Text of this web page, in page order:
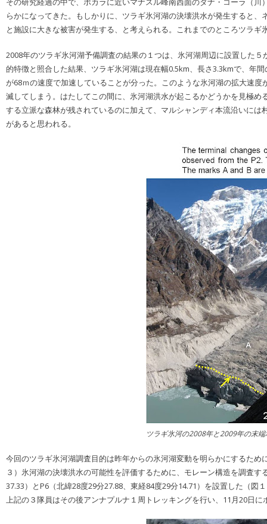
らかになってきた。もしかりに、ツラギ氷河湖の決壊洪水が発生すると
と施設に大きな被害が発生する、と考えられる。これまでのところツラ
2008年のツラギ氷河湖予備調査の結果の１つは、氷河湖周辺に設置した
的特徴と照合した結果、ツラギ氷河湖は現在幅0.5km、長さ3.3kmで、年
が68ｍの速度で加速していることが分った。このような氷河湖の拡大速
滅してしまう。はたしてこの間に、氷河湖洪水が起こるかどうかを見極
する立派な森林が残されているのに加えて、マルシャンディ本流沿いに
があると思われる。
ツラギ氷河の2008年と2009年の末端
今回のツラギ氷河湖調査目的は昨年からの氷河湖変動を明らかにするた
３）氷河湖の決壊洪水の可能性を評価するために、モレーン構造を調査
37.33）とP6（北緯28度29分27.88、東経84度29分14.71）を設置した（
上記の３隊員はその後アンナプルナ１周トレッキングを行い、11月20日